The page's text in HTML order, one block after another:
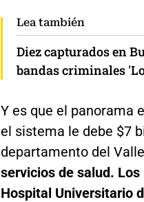
Lea también
Diez capturados en
bandas criminales
Y es que el panorama
el sistema le debe $7
departamento del
servicios de salud.
Hospital Universitario